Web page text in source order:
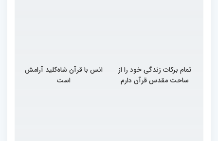
تمام برکات زندگی خود را از
ساحت مقدس قرآن دارم
انس با قرآن شاه‌کلید آرامش
است